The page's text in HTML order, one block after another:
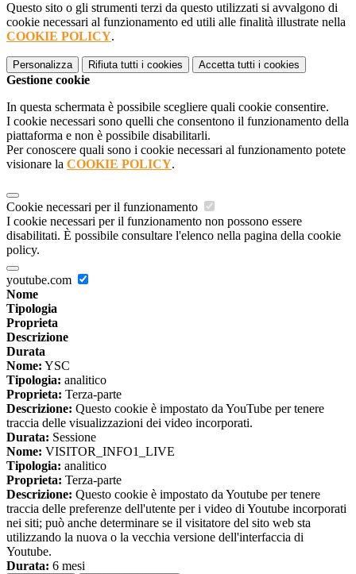
Questo sito o gli strumenti terzi da questo utilizzati si avvalgono di
cookie necessari al funzionamento ed utili alle finalità illustrate nella
COOKIE POLICY.
Personalizza Rifiuta tutti i cookies Accetta tutti i cookies
Gestione cookie
In questa schermata è possibile scegliere quali cookie consentire.
I cookie necessari sono quelli che consentono il funzionamento della
piattaforma e non è possibile disabilitarli.
Per conoscere quali sono i cookie necessari al funzionamento potete
visionare la COOKIE POLICY.
Cookie necessari per il funzionamento
I cookie necessari per il funzionamento non possono essere
disabilitati. È possibile consultare l'elenco nella pagina della cookie
policy.
youtube.com
Nome
Tipologia
Proprieta
Descrizione
Durata
Nome: YSC
Tipologia: analitico
Proprieta: Terza-parte
Descrizione: Questo cookie è impostato da YouTube per tenere
traccia delle visualizzazioni dei video incorporati.
Durata: Sessione
Nome: VISITOR_INFO1_LIVE
Tipologia: analitico
Proprieta: Terza-parte
Descrizione: Questo cookie è impostato da Youtube per tenere
traccia delle preferenze dell'utente per i video di Youtube incorporati
nei siti; può anche determinare se il visitatore del sito web sta
utilizzando la nuova o la vecchia versione dell'interfaccia di
Youtube.
Durata: 6 mesi